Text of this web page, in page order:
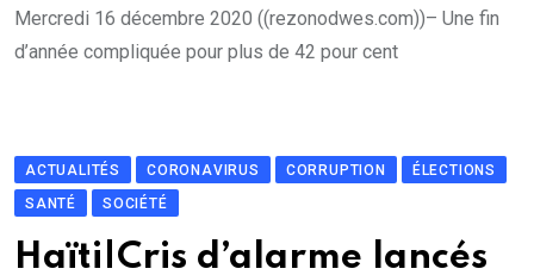
Mercredi 16 décembre 2020 ((rezonodwes.com))– Une fin
d’année compliquée pour plus de 42 pour cent
ACTUALITÉS CORONAVIRUS CORRUPTION
ÉLECTIONS
SANTÉ
SOCIÉTÉ
Haïti|Cris d’alarme lancés